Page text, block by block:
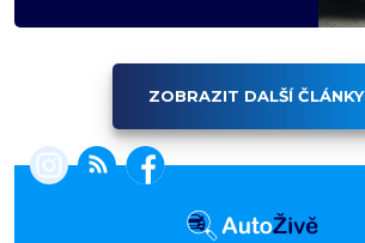
ZOBRAZIT DALŠÍ ČLÁNKY